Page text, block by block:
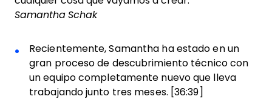
Samantha Schak
Recientemente, Samantha ha estado en un
gran proceso de descubrimiento técnico con
un equipo completamente nuevo que lleva
trabajando junto tres meses. [36:39]